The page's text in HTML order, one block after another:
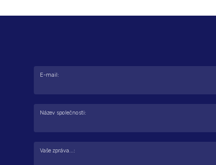
E-mail:
Název společnosti:
Vaše zpráva...: